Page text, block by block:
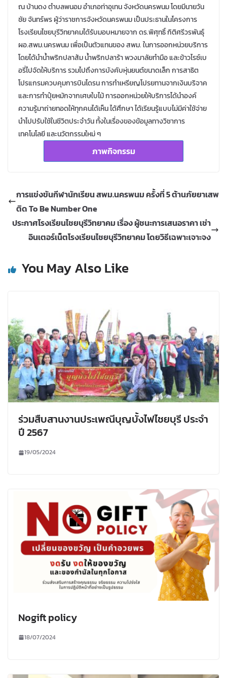
ณ บ้านดง ตำบลพนอม อำเภอท่าอุเทน จังหวัดนครพนม โดยมีนายวัน
ชัย จันทร์พร ผู้ว่าราชการจังหวัดนครพนม เป็นประธานในโครงการ
โรงเรียนไชยบุรีวิทยาคมได้รับมอบหมายจาก ดร.พิศุทธิ์ กิติศรีวรพันธุ์
ผอ.สพม.นครพนม เพื่อเป็นตัวแทนของ สพม. ในการออกหน่วยบริการ
โดยได้นำน้ำพริกปลาส้ม น้ำพริกปลาร้า พวงมาลัยทำมือ และข้าวไรซ์เบ
อรี่ไปจัดให้บริการ รวมไปถึงการบังคับหุ่นยนต์ขนาดเล็ก การสาธิต
โปรแกรมควบคุมการบินโดรน การทำเหรียญโปรยทานจากเงินบริจาค
และการทำปุ๋ยหมักจากเศษใบไม้ การออกหน่วยให้บริการได้นำองค์
ความรู้มาถ่ายทอดให้ทุกคนได้เห็น ได้ศึกษา ได้เรียนรู้แบบไม่มีค่าใช้จ่าย
นำไปปรับใช้ในชีวิตประจำวัน ทั้งในเรื่องของข้อมูลทางวิชาการ
เทคโนโลยี และนวัตกรรมใหม่ ๆ
ภาพกิจกรรม
การแข่งขันกีฬานักเรียน สพม.นครพนม ครั้งที่ 5 ต้านภัยยาเสพ
ติด To Be Number One
ประกาศโรงเรียนไชยบุรีวิทยาคม เรื่อง ผู้ชนะการเสนอราคา เช่า
อินเตอร์เน็ตโรงเรียนไชยบุรีวิทยาคม โดยวิธีเฉพาะเจาะจง
You May Also Like
ร่วมสืบสานงานประเพณีบุญบั้งไฟไชยบุรี ประจำ
ปี 2567
19/05/2024
Nogift policy
18/07/2024